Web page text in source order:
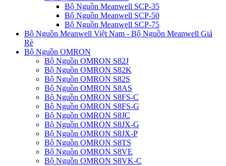
Bộ Nguồn Meanwell SCP-35
Bộ Nguồn Meanwell SCP-50
Bộ Nguồn Meanwell SCP-75
Bộ Nguồn Meanwell Việt Nam - Bộ Nguồn Meanwell Giá
Rẻ
Bộ Nguồn OMRON
Bộ Nguồn OMRON S82J
Bộ Nguồn OMRON S82K
Bộ Nguồn OMRON S82S
Bộ Nguồn OMRON S8AS
Bộ Nguồn OMRON S8FS-C
Bộ Nguồn OMRON S8FS-G
Bộ Nguồn OMRON S8JC
Bộ Nguồn OMRON S8JX-G
Bộ Nguồn OMRON S8JX-P
Bộ Nguồn OMRON S8TS
Bộ Nguồn OMRON S8VE
Bộ Nguồn OMRON S8VK-C